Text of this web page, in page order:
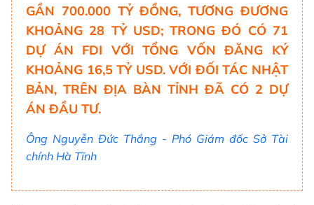
GẦN 700.000 TỶ ĐỒNG, TƯƠNG ĐƯƠNG
KHOẢNG 28 TỶ USD; TRONG ĐÓ CÓ 71
DỰ ÁN FDI VỚI TỔNG VỐN ĐĂNG KÝ
KHOẢNG 16,5 TỶ USD. VỚI ĐỐI TÁC NHẬT
BẢN, TRÊN ĐỊA BÀN TỈNH ĐÃ CÓ 2 DỰ
ÁN ĐẦU TƯ.
Ông Nguyễn Đức Thắng - Phó Giám đốc Sở Tài
chính Hà Tĩnh